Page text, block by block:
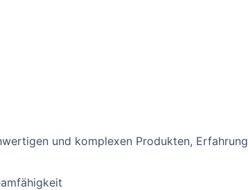
und komplexen Produkten, Erfahrung